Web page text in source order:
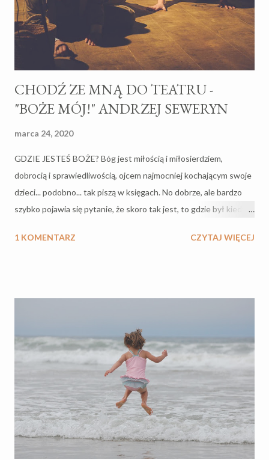
CHODŹ ZE MNĄ DO TEATRU -
"BOŻE MÓJ!" ANDRZEJ SEWERYN
marca 24, 2020
GDZIE JESTEŚ BOŻE? Bóg jest miłością i miłosierdziem,
dobrocią i sprawiedliwością, ojcem najmocniej kochającym swoje
dzieci... podobno... tak piszą w księgach. No dobrze, ale bardzo
szybko pojawia się pytanie, że skoro tak jest, to gdzie był kiedy
sprawiedliwość każąca złych ludzi i złe czyny, a wynagradzająca
Ile razy słyszymy, czy sami wołamy „Gdzie jesteś Boże, że na to
pozwalasz?" ROZPRAWA Z BOGIEM Wrażenie, że Bóg nagle
opuścił ten świat na tysiące lat albo zamknął oczy na to, co się w
nim dzieje, wydaje się czasem mocno realne i wiele by
tłumaczyło. „Boże mój!" w reżyserii Andrzeja Seweryna
wystawiany na scenie krakowskiego Teatru STU jest po części
ciekawym studium ...
1 KOMENTARZ CZYTAJ WIĘCEJ